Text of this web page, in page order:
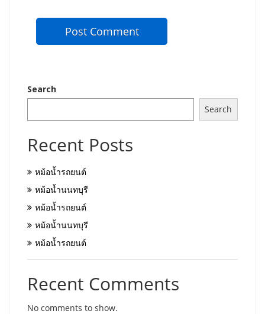
Search
Search
Recent Posts
หม้อน้ำรถยนต์
หม้อน้ำนนทบุรี
หม้อน้ำรถยนต์
หม้อน้ำนนทบุรี
หม้อน้ำรถยนต์
Recent Comments
No comments to show.